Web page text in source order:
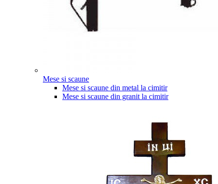
Mese si scaune
Mese si scaune din metal la cimitir
Mese si scaune din granit la cimitir